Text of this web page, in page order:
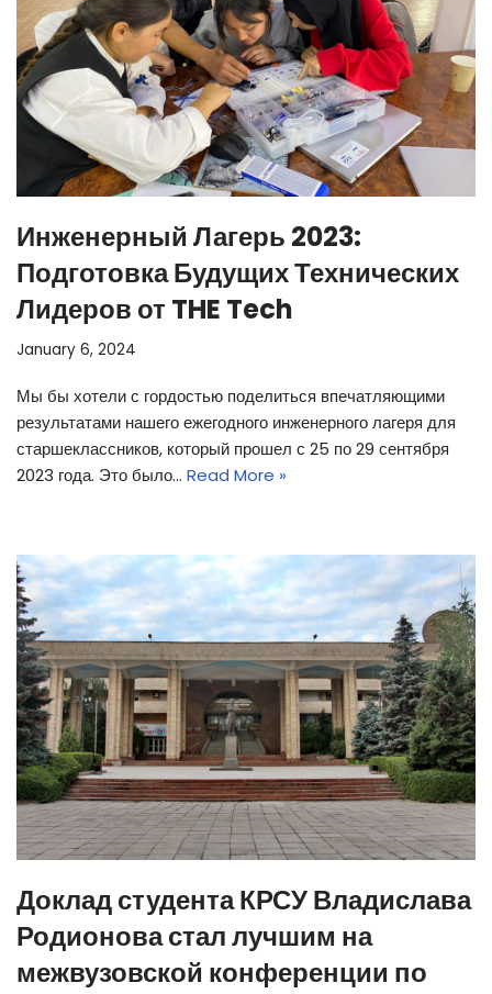
Инженерный Лагерь 2023:
Подготовка Будущих Технических
Лидеров от THE Tech
January 6, 2024
Мы бы хотели с гордостью поделиться впечатляющими
результатами нашего ежегодного инженерного лагеря для
старшеклассников, который прошел с 25 по 29 сентября
2023 года. Это было… Read More »
Доклад студента КРСУ Владислава
Родионова стал лучшим на
межвузовской конференции по